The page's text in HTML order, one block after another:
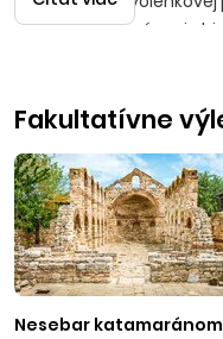
parkoch, spoznávanie
Slnečné pobrežie
Nesebar, približne 35
Slnečné pobrežie je
svojim návštevníkom
palety vodných
zahrať si plážový
na výlet do blízkeho
Fakultatívne
Nesebar katamaránom